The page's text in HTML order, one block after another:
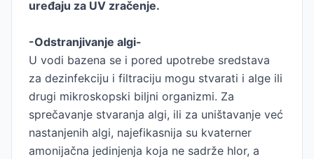
uređaju za UV zračenje.
-Odstranjivanje algi-
U vodi bazena se i pored upotrebe sredstava
za dezinfekciju i filtraciju mogu stvarati i alge ili
drugi mikroskopski biljni organizmi. Za
sprečavanje stvaranja algi, ili za uništavanje već
nastanjenih algi, najefikasnija su kvaterner
amonijačna jedinjenja koja ne sadrže hlor, a